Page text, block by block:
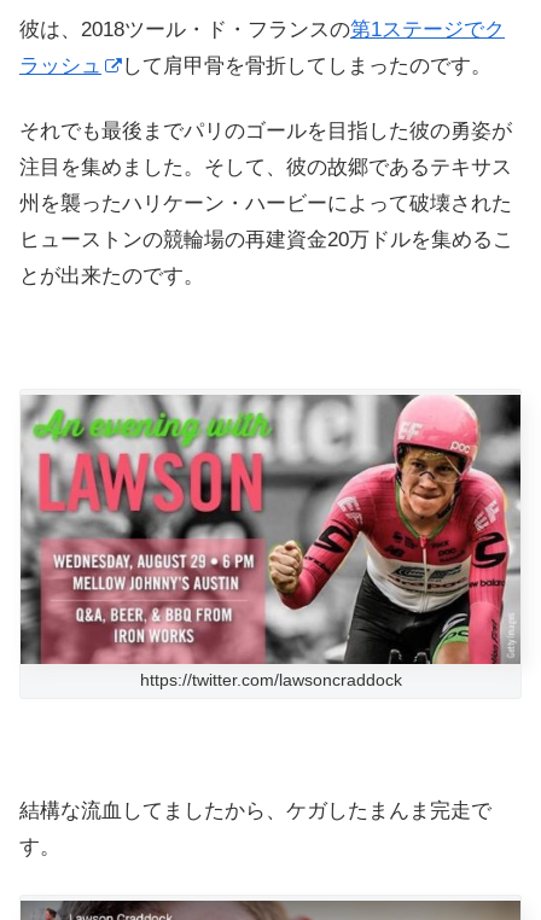
彼は、2018ツール・ド・フランスの第1ステージでク
ラッシュ
して肩甲骨を骨折してしまったのです。
それでも最後までパリのゴールを目指した彼の勇姿が
注目を集めました。そして、彼の故郷であるテキサス
州を襲ったハリケーン・ハービーによって破壊された
ヒューストンの競輪場の再建資金20万ドルを集めるこ
とが出来たのです。
https://twitter.com/lawsoncraddock
結構な流血してましたから、ケガしたまんま完走で
す。